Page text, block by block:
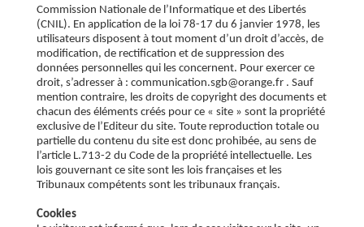
Commission Nationale de l’Informatique et des Libertés
(CNIL). En application de la loi 78-17 du 6 janvier 1978, les
utilisateurs disposent à tout moment d’un droit d’accès, de
modification, de rectification et de suppression des
données personnelles qui les concernent. Pour exercer ce
droit, s’adresser à : communication.sgb@orange.fr . Sauf
mention contraire, les droits de copyright des documents et
chacun des éléments créés pour ce « site » sont la propriété
exclusive de l’Editeur du site. Toute reproduction totale ou
partielle du contenu du site est donc prohibée, au sens de
l’article L.713-2 du Code de la propriété intellectuelle. Les
lois gouvernant ce site sont les lois françaises et les
Tribunaux compétents sont les tribunaux français.
Cookies